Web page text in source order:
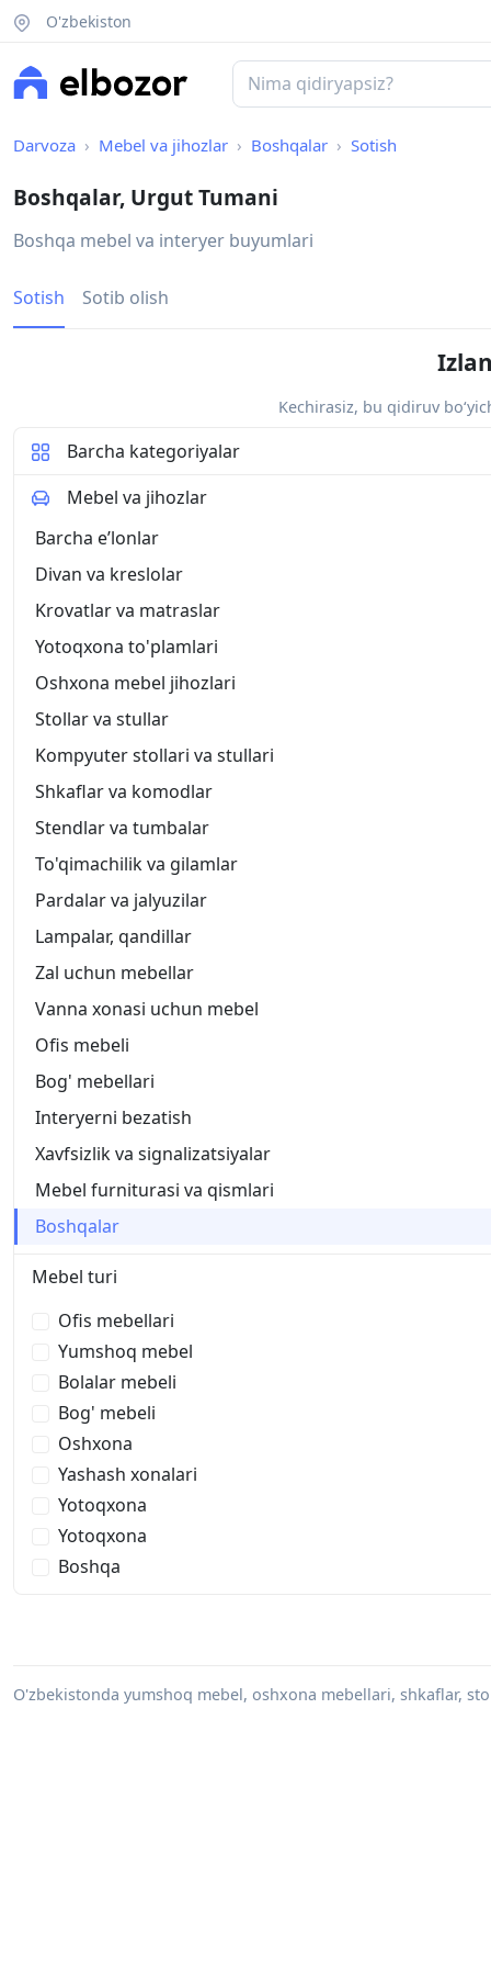
O'zbekiston
Darvoza Mebel va jihozlar Boshqalar Sotish
Boshqalar, Urgut Tumani
Boshqa mebel va interyer buyumlari
Sotish Sotib olish
Kechirasiz, bu qidiruv
Barcha kategoriyalar
Mebel va jihozlar
Barcha eʼlonlar
Divan va kreslolar
Krovatlar va matraslar
Yotoqxona to'plamlari
Oshxona mebel jihozlari
Stollar va stullar
Kompyuter stollari va stullari
Shkaflar va komodlar
Stendlar va tumbalar
To'qimachilik va gilamlar
Pardalar va jalyuzilar
Lampalar, qandillar
Zal uchun mebellar
Vanna xonasi uchun mebel
Ofis mebeli
Bog' mebellari
Interyerni bezatish
Xavfsizlik va signalizatsiyalar
Mebel furniturasi va qismlari
Boshqalar
Mebel turi
Ofis mebellari
Yumshoq mebel
Bolalar mebeli
Bog' mebeli
Oshxona
Yashash xonalari
Yotoqxona
Yotoqxona
Boshqa
O'zbekistonda yumshoq mebel, oshxona mebellari, shkaflar,